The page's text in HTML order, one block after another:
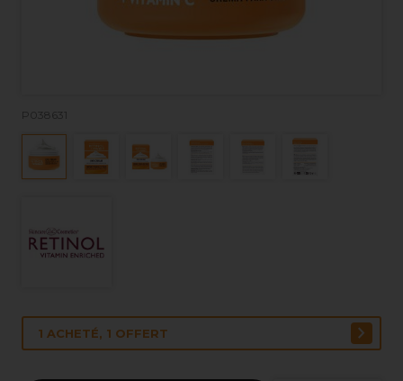
P038631
1 ACHETÉ, 1 OFFERT